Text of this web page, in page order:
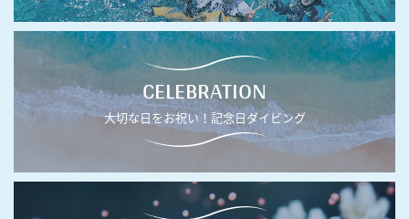
CELEBRATION
大切な日をお祝い！記念日ダイビング